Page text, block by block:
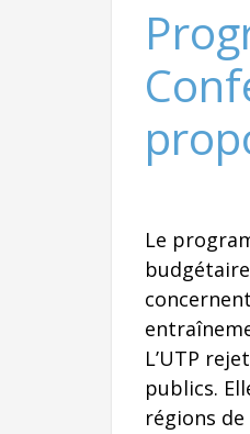
Le
L’UTP
publics.
régions